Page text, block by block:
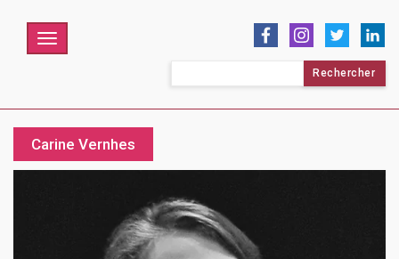
Menu
Carine Vernhes